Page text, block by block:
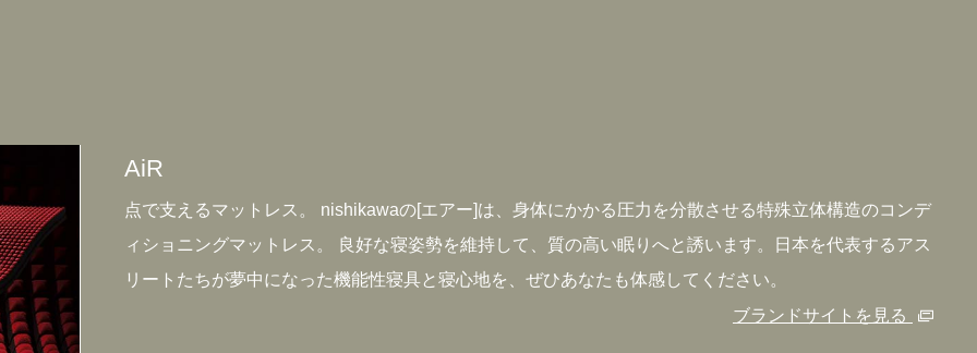
AiR
点で支えるマットレス。 nishikawaの[エアー]は、身体にかかる圧力を分散させる特殊立体構造のコンデ
ィショニングマットレス。 良好な寝姿勢を維持して、質の高い眠りへと誘います。日本を代表するアス
リートたちが夢中になった機能性寝具と寝心地を、ぜひあなたも体感してください。
ブランドサイトを見る